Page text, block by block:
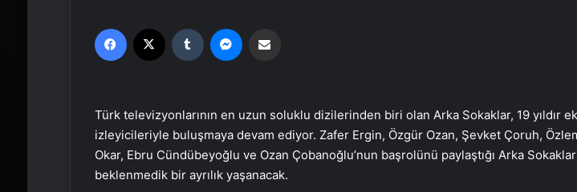
Facebook Tumblr
Türk televizyonlarının en uzun soluklu dizilerinden biri olan Arka Sokaklar, 19 yıldır
izleyicileriyle buluşmaya devam ediyor. Zafer Ergin, Özgür Ozan, Şevket Çoruh,
Okar, Ebru Cündübeyoğlu ve Ozan Çobanoğlu’nun başrolünü paylaştığı Arka
beklenmedik bir ayrılık yaşanacak.